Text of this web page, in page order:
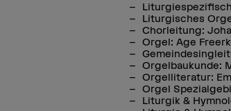
Liturgisches
Chorleitung:
Orgel: Age
Orgelbaukunde:
Orgelliteratur:
Orgel
Liturgik &